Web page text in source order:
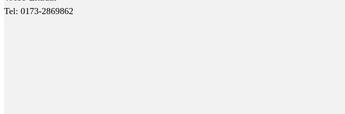
Tel: 0173-2869862